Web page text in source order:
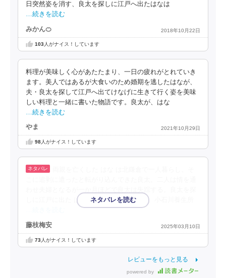
日突然姿を消す、良太を探しに江戸へ出たはなは
…続きを読む
みかん🍊 2018年10月22日
103人がナイス！しています
料理が美味しく心があたたまり、一日の疲れがとれていき
ます。美人ではあるが大食いのため婚期を逃したはなが、
夫・良太を探して江戸へ出てけなげに生きて行く姿を美味
しい料理と一緒に書いた物語です。良太が、はな
…続きを読む
やま 2021年10月29日
98人がナイス！しています
しに江戸に出た はな だったが、行き倒れ、小石川養生所
藤枝梅安 2025年03月10日
73人がナイス！しています
レビューをもっと見る
powered by